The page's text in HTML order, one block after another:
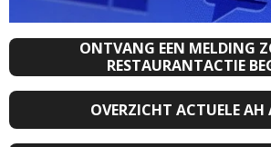
ONTVANG EEN MELDING
RESTAURANTACTIE
OVERZICHT ACTUELE AH